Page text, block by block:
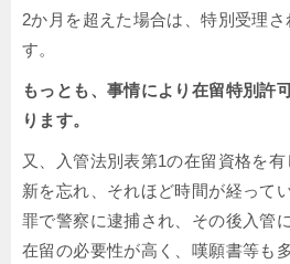
2か月を超えた場合は、特別受理
す。
もっとも、事情により在留特別許
ります。
又、入管法別表第1の在留資格を
新を忘れ、それほど時間が経って
罪で警察に逮捕され、その後入管
在留の必要性が高く、嘆願書等も